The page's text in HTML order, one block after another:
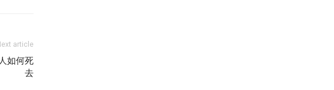
article
如何死
去